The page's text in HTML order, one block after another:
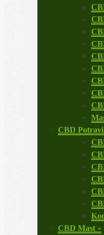
CBD
CBD Mast »